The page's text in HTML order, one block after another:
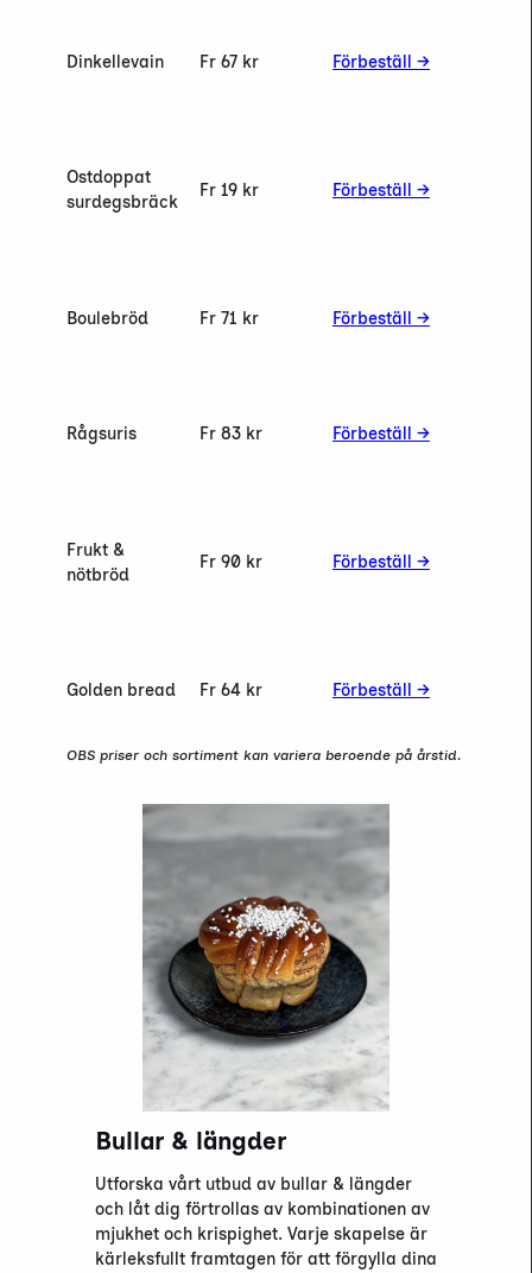
Dinkellevain Fr 67 kr Förbeställ →
Ostdoppat
surdegsbräck
Fr 19 kr Förbeställ →
Boulebröd Fr 71 kr Förbeställ →
Rågsuris Fr 83 kr Förbeställ →
Frukt &
nötbröd
Fr 90 kr Förbeställ →
Golden bread Fr 64 kr Förbeställ →
OBS priser och sortiment kan variera beroende på årstid.
Bullar & längder
Utforska vårt utbud av bullar & längder
och låt dig förtrollas av kombinationen av
mjukhet och krispighet. Varje skapelse är
kärleksfullt framtagen för att förgylla dina